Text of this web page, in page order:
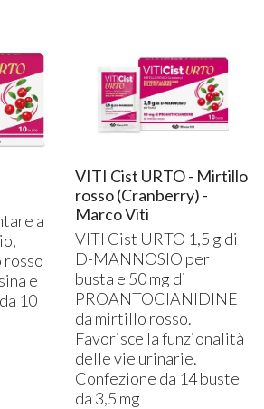
a
e
10
VITI Cist URTO - Mirtillo
rosso (Cranberry) -
Marco Viti
VITI Cist URTO 1,5 g di
D-MANNOSIO per
busta e 50 mg di
PROANTOCIANIDINE
da mirtillo rosso.
Favorisce la funzionalità
delle vie urinarie.
Confezione da 14 buste
da 3,5 mg